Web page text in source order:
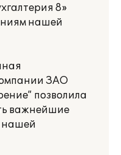
8»
нашей
ЗАО
позволила
важнейшие
нашей